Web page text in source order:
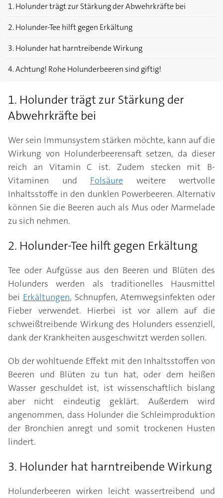
1. Holunder trägt zur Stärkung der Abwehrkräfte bei
2. Holunder-Tee hilft gegen Erkältung
3. Holunder hat harntreibende Wirkung
4. Achtung! Rohe Holunderbeeren sind giftig!
1. Holunder trägt zur Stärkung der
Abwehrkräfte bei
Wer sein Immunsystem stärken möchte, kann auf die
Wirkung von Holunderbeerensaft setzen, da dieser
reich an Vitamin C ist. Zudem stecken mit B-
Vitaminen und Folsäure weitere wertvolle
Inhaltsstoffe in den dunklen Powerbeeren. Alternativ
können Sie die Beeren auch als Mus oder Marmelade
zu sich nehmen.
2. Holunder-Tee hilft gegen Erkältung
Tee oder Aufgüsse aus den Beeren und Blüten des
Holunders werden als traditionelles Hausmittel
bei Erkältungen, Schnupfen, Atemwegsinfekten oder
Fieber verwendet. Hierbei ist vor allem auf die
schweißtreibende Wirkung des Holunders essenziell,
dank der Krankheiten ausgeschwitzt werden sollen.
Ob der wohltuende Effekt mit den Inhaltsstoffen von
Beeren und Blüten zu tun hat, oder dem heißen
Wasser geschuldet ist, ist wissenschaftlich bislang
aber nicht eindeutig geklärt. Außerdem wird
angenommen, dass Holunder die Schleimproduktion
der Bronchien anregt und somit trockenen Husten
lindert.
3. Holunder hat harntreibende Wirkung
Holunderbeeren wirken leicht wassertreibend und